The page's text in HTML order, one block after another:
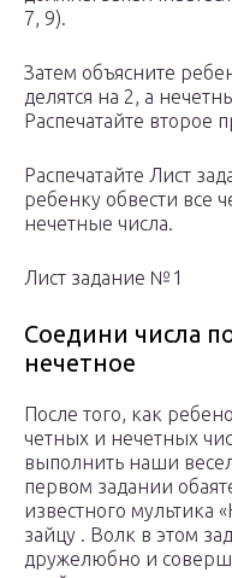
7, 9).
Затем объясните
делятся на 2, а
Распечатайте второе
Распечатайте Лист
ребенку обвести все
нечетные числа.
Лист задание №1
Соедини числа
нечетное
После того, как
четных и нечетных
выполнить наши
первом задании
известного мультика
зайцу . Волк в этом
дружелюбно и